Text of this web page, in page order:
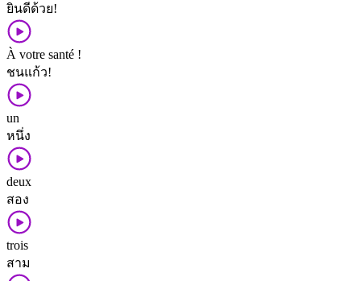
ยินดี​ด้วย!
À votre santé !
ชน​แก้ว!
un
หนึ่ง
deux
สอง
trois
สาม